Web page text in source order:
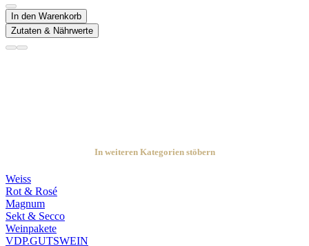
In den Warenkorb
Zutaten & Nährwerte
In weiteren Kategorien stöbern
Weiss
Rot & Rosé
Magnum
Sekt & Secco
Weinpakete
VDP.GUTSWEIN